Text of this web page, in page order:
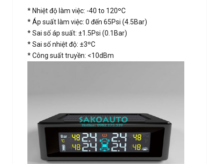
* Nhiệt độ làm việc: -40 to 120ºC
* Áp suất làm việc: 0 đến 65Psi (4.5Bar)
* Sai số áp suất: ±1.5Psi (0.1Bar)
* Sai số nhiệt độ: ±3ºC
* Công suất truyền: <10dBm